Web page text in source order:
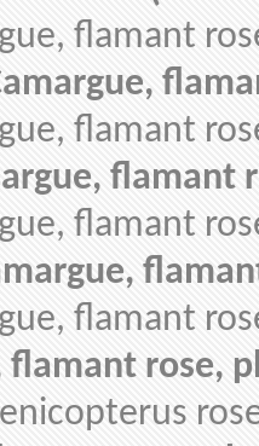
flamant
flamant
flamant
flamant
flamant
flamant rose,